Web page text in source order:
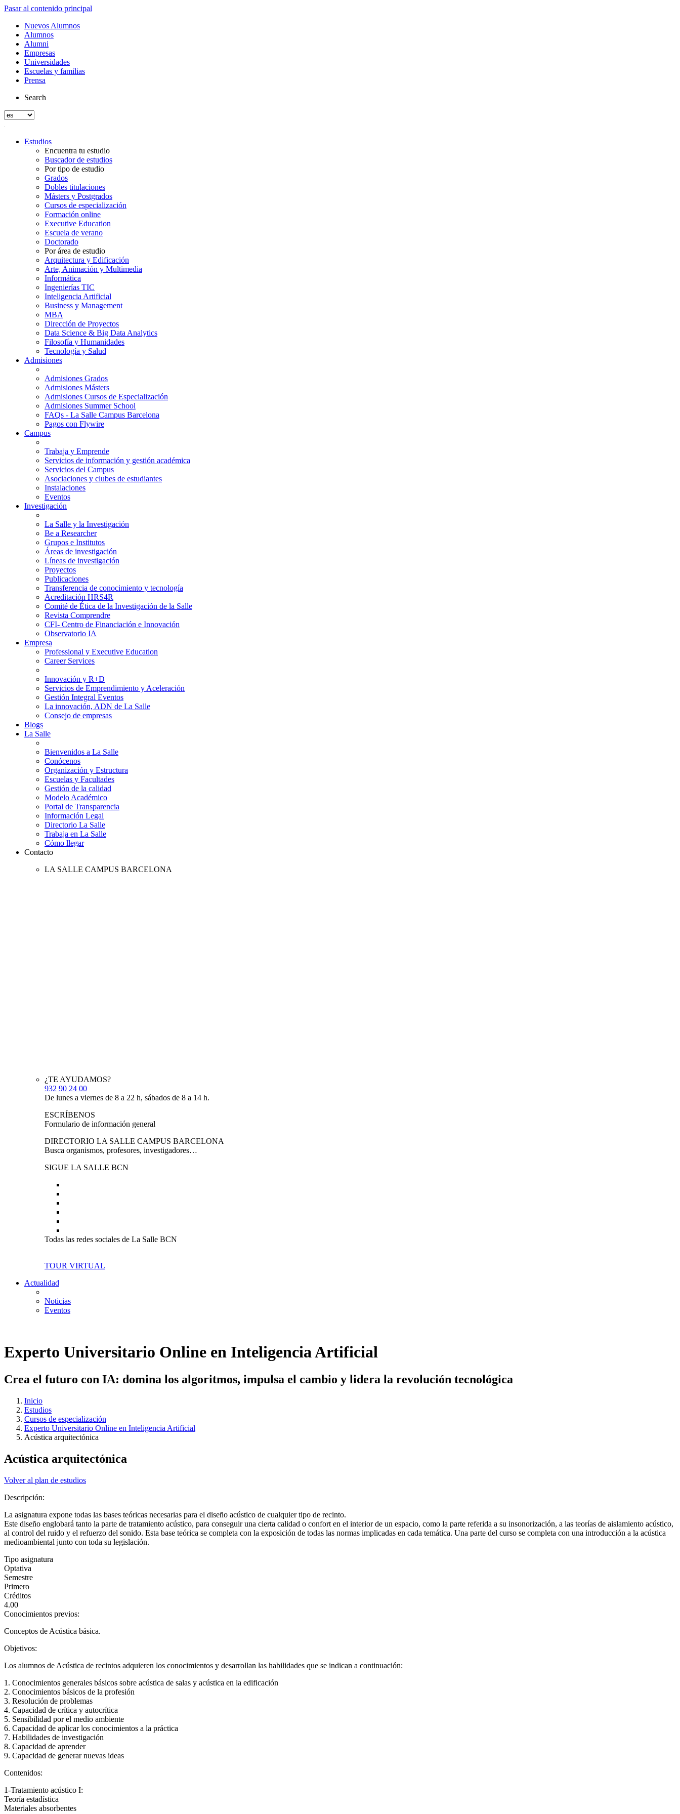
Pasar al contenido principal
Nuevos Alumnos
Alumnos
Alumni
Empresas
Universidades
Escuelas y familias
Prensa
Search
Estudios
Encuentra tu estudio
Buscador de estudios
Por tipo de estudio
Grados
Dobles titulaciones
Másters y Postgrados
Cursos de especialización
Formación online
Executive Education
Escuela de verano
Doctorado
Por área de estudio
Arquitectura y Edificación
Arte, Animación y Multimedia
Informática
Ingenierías TIC
Inteligencia Artificial
Business y Management
MBA
Dirección de Proyectos
Data Science & Big Data Analytics
Filosofía y Humanidades
Tecnología y Salud
Admisiones
Admisiones Grados
Admisiones Másters
Admisiones Cursos de Especialización
Admisiones Summer School
FAQs - La Salle Campus Barcelona
Pagos con Flywire
Campus
Trabaja y Emprende
Servicios de información y gestión académica
Servicios del Campus
Asociaciones y clubes de estudiantes
Instalaciones
Eventos
Investigación
La Salle y la Investigación
Be a Researcher
Grupos e Institutos
Áreas de investigación
Líneas de investigación
Proyectos
Publicaciones
Transferencia de conocimiento y tecnología
Acreditación HRS4R
Comité de Ética de la Investigación de la Salle
Revista Comprendre
CFI- Centro de Financiación e Innovación
Observatorio IA
Empresa
Professional y Executive Education
Career Services
Innovación y R+D
Servicios de Emprendimiento y Aceleración
Gestión Integral Eventos
La innovación, ADN de La Salle
Consejo de empresas
Blogs
La Salle
Bienvenidos a La Salle
Conócenos
Organización y Estructura
Escuelas y Facultades
Gestión de la calidad
Modelo Académico
Portal de Transparencia
Información Legal
Directorio La Salle
Trabaja en La Salle
Cómo llegar
Contacto
LA SALLE CAMPUS BARCELONA
¿TE AYUDAMOS?
932 90 24 00
De lunes a viernes de 8 a 22 h, sábados de 8 a 14 h.
ESCRÍBENOS
Formulario de información general
DIRECTORIO LA SALLE CAMPUS BARCELONA
Busca organismos, profesores, investigadores…
SIGUE LA SALLE BCN
Todas las redes sociales de La Salle BCN
TOUR VIRTUAL
Actualidad
Noticias
Eventos
Experto Universitario Online en Inteligencia Artificial
Crea el futuro con IA: domina los algoritmos, impulsa el cambio y lidera la revolución tecnológica
Inicio
Estudios
Cursos de especialización
Experto Universitario Online en Inteligencia Artificial
Acústica arquitectónica
Acústica arquitectónica
Volver al plan de estudios
Descripción:
La asignatura expone todas las bases teóricas necesarias para el diseño acústico de cualquier tipo de recinto.
Este diseño englobará tanto la parte de tratamiento acústico, para conseguir una cierta calidad o confort en el interior de un espacio, como la parte referida a su insonorización, a las teorías de aislamiento acústico,
al control del ruido y el refuerzo del sonido. Esta base teórica se completa con la exposición de todas las normas implicadas en cada temática. Una parte del curso se completa con una introducción a la acústica
medioambiental junto con toda su legislación.
Tipo asignatura
Optativa
Semestre
Primero
Créditos
4.00
Conocimientos previos:
Conceptos de Acústica básica.
Objetivos:
Los alumnos de Acústica de recintos adquieren los conocimientos y desarrollan las habilidades que se indican a continuación:
1. Conocimientos generales básicos sobre acústica de salas y acústica en la edificación
2. Conocimientos básicos de la profesión
3. Resolución de problemas
4. Capacidad de crítica y autocrítica
5. Sensibilidad por el medio ambiente
6. Capacidad de aplicar los conocimientos a la práctica
7. Habilidades de investigación
8. Capacidad de aprender
9. Capacidad de generar nuevas ideas
Contenidos:
1-Tratamiento acústico I:
Teoría estadística
Materiales absorbentes